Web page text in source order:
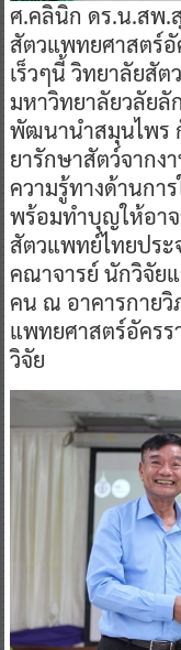
ศ.คลินิก ดร.น.สพ.
สัตวแพทยศาสตร์อั
เร็วๆนี้ วิทยาลัยสั
มหาวิทยาลัยวลัยลั
พัฒนานำสมุนไพร
ยารักษาสัตว์จากง
ความรู้ทางด้านกา
พร้อมทำบุญให้อา
สัตวแพทย์ไทยปร
คณาจารย์ นักวิจัย
คน ณ อาคารกายวิ
แพทยศาสตร์อัครร
วิจัย